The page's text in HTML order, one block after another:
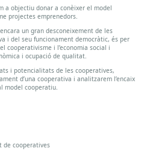
a objectiu donar a conèixer el model
projectes emprenedors.
un gran desconeixement de les
i del seu funcionament democràtic, és per
cooperativisme i l’economia social i
i ocupació de qualitat.
i potencialitats de les cooperatives,
d’una cooperativa i analitzarem l’encaix
model cooperatiu.
de cooperatives